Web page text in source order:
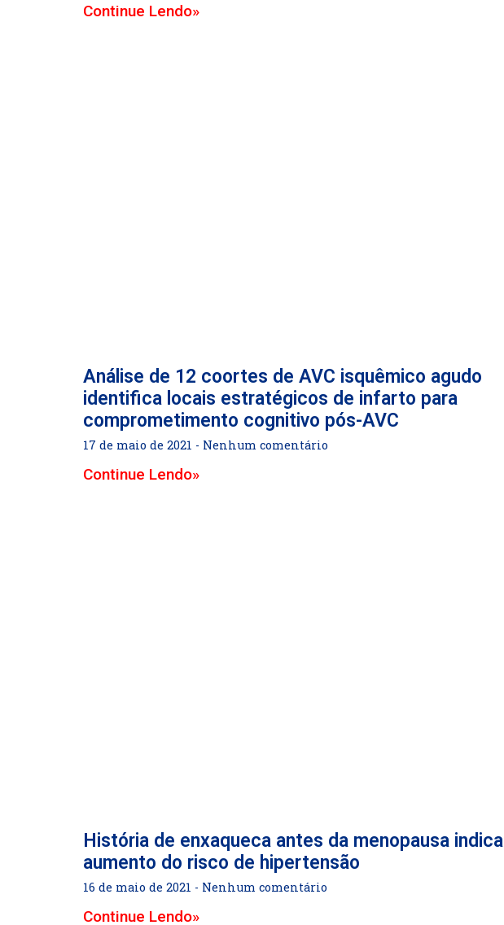
Continue Lendo»
Análise de 12 coortes de AVC isquêmico agudo
identifica locais estratégicos de infarto para
comprometimento cognitivo pós-AVC
17 de maio de 2021 Nenhum comentário
Continue Lendo»
História de enxaqueca antes da menopausa indica
aumento do risco de hipertensão
16 de maio de 2021 Nenhum comentário
Continue Lendo»